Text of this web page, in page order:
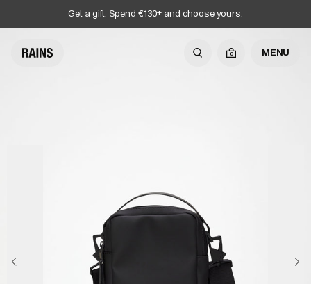
Get a gift. Spend €130+ and choose yours.
0 MENU